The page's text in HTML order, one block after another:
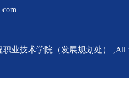
业技术学院（发展规划处） ,All